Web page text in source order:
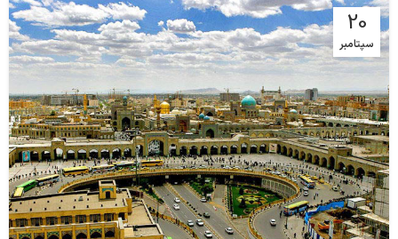
20
سپتامبر